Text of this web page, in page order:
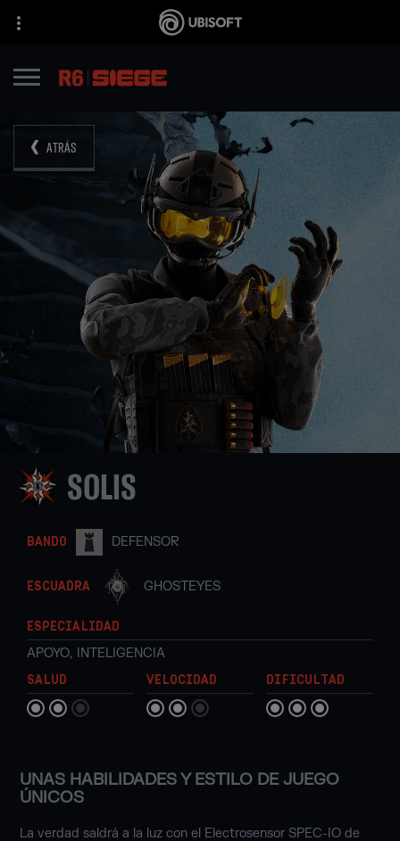
ATRÁS
SOLIS
BANDO DEFENSOR
ESCUADRA GHOSTEYES
ESPECIALIDAD
APOYO, INTELIGENCIA
SALUD VELOCIDAD DIFICULTAD
UNAS HABILIDADES Y ESTILO DE JUEGO
ÚNICOS
La verdad saldrá a la luz con el Electrosensor SPEC-IO de